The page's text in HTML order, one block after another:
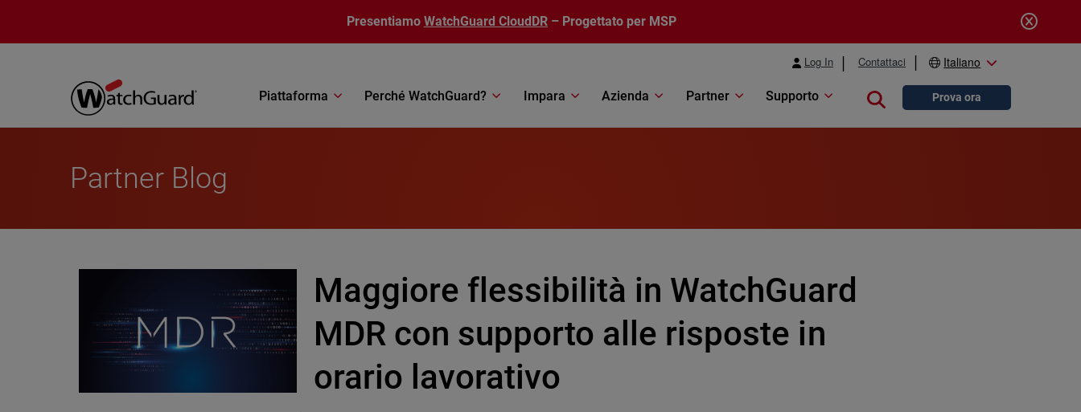
Presentiamo WatchGuard CloudDR – Progettato per MSP
Log In Contattaci Italiano
Piattaforma Perché WatchGuard? Impara Azienda Partner Supporto Close searchProva ora
Partner Blog
Maggiore flessibilità in WatchGuard
MDR con supporto alle risposte in
orario lavorativo